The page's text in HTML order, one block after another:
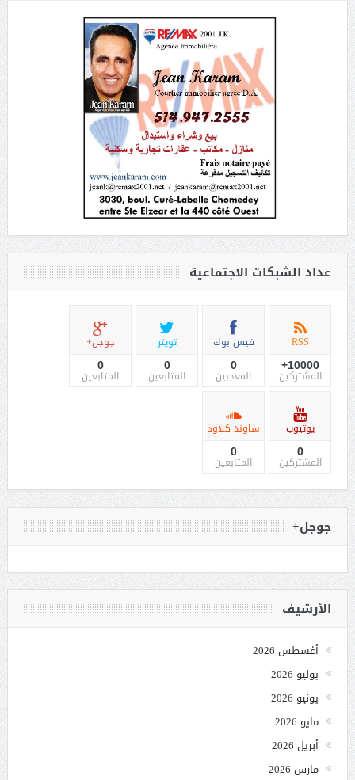
عداد الشبكات الاجتماعية
RSS
10000+
المشتركين
فيس بوك
0
المعجبين
تويتر
0
المتابعين
جوجل+
0
المتابعين
يوتيوب
0
المشتركين
ساوند كلاود
0
المتابعين
جوجل+
الأرشيف
أغسطس 2026
يوليو 2026
يونيو 2026
مايو 2026
أبريل 2026
مارس 2026